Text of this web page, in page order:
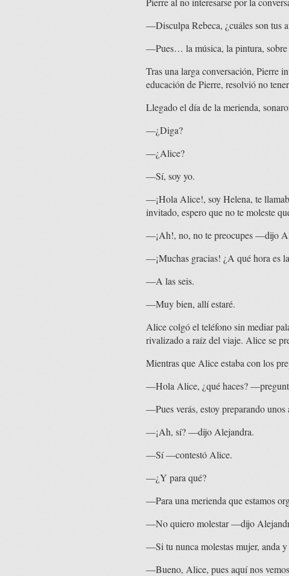
—Disculpa Rebeca, ¿cuáles son tus
—Pues… la música, la pintura, sobre
Tras una larga conversación, Pierre
educación de Pierre, resolvió no
Llegado el día de la merienda,
—¿Diga?
—¿Alice?
—Sí, soy yo.
—¡Hola Alice!, soy Helena, te
invitado, espero que no te moleste
—¡Ah!, no, no te preocupes —dijo
—¡Muchas gracias! ¿A qué hora es
—A las seis.
—Muy bien, allí estaré.
Alice colgó el teléfono sin mediar
rivalizado a raíz del viaje. Alice se
Mientras que Alice estaba con los
—Hola Alice, ¿qué haces?
—Pues verás, estoy preparando unos
—¡Ah, sí? —dijo Alejandra.
—Sí —contestó Alice.
—¿Y para qué?
—Para una merienda que estamos
—No quiero molestar —dijo
—Si tu nunca molestas mujer, anda
—Bueno, Alice, pues aquí nos